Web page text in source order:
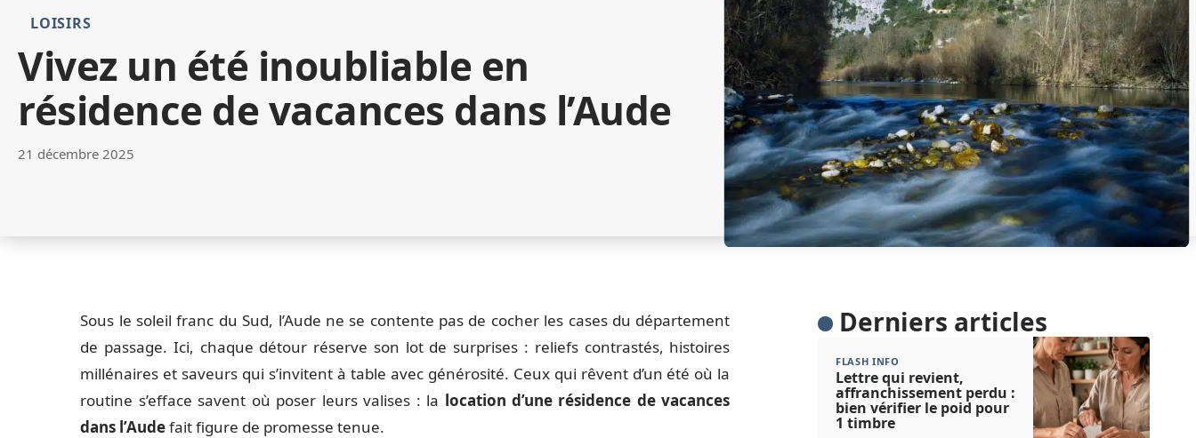
LOISIRS
Vivez un été inoubliable en
résidence de vacances dans l’Aude
21 décembre 2025
Sous le soleil franc du Sud, l’Aude ne se contente pas de cocher les cases du département
de passage. Ici, chaque détour réserve son lot de surprises : reliefs contrastés, histoires
millénaires et saveurs qui s’invitent à table avec générosité. Ceux qui rêvent d’un été où la
routine s’efface savent où poser leurs valises : la location d’une résidence de vacances
dans l’Audefait figure de promesse tenue.
Derniers articles
FLASH INFO
Lettre qui revient,
affranchissement perdu :
bien vérifier le poid pour
1 timbre